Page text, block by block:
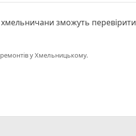
зможуть перевірити
у Хмельницькому.